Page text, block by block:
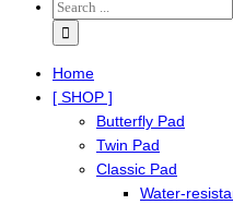
Home
[ SHOP ]
Butterfly Pad
Twin Pad
Classic Pad
Water-